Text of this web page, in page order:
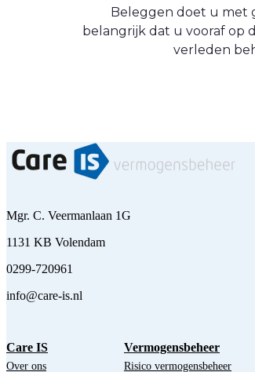
Beleggen doet u met
belangrijk dat u vooraf op
verleden
Mgr. C. Veermanlaan 1G
1131 KB Volendam
0299-720961
info@care-is.nl
Care IS
Over ons
Vermogensbeheer
Risico vermogensbeheer